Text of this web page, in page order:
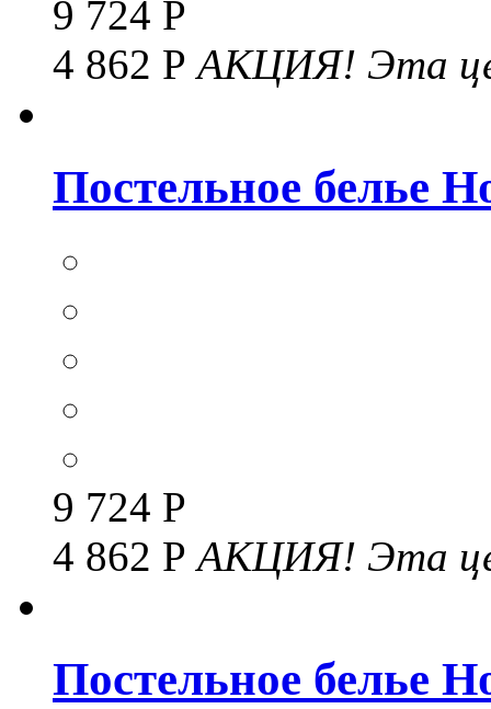
9 724 Р
4 862 РАКЦИЯ! Эта
Постельное белье
9 724 Р
4 862 РАКЦИЯ! Эта
Постельное белье